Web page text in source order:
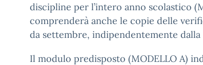
discipline per l’intero anno scolastico
comprenderà anche le copie delle
da settembre, indipendentemente
Il modulo predisposto (MODELLO A)